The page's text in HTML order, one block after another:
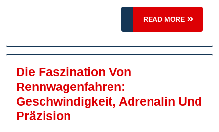
Paradies
Für
READ MORE
READ
MORE
Die Faszination Von
Rennwagenfahren:
Geschwindigkeit, Adrenalin Und
Präzision